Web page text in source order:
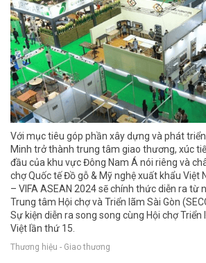
Với mục tiêu góp phần xây dựng và phát
Minh trở thành trung tâm giao thương, xúc
đầu của khu vực Đông Nam Á nói riêng và
chợ Quốc tế Đồ gỗ & Mỹ nghệ xuất khẩu Việt
– VIFA ASEAN 2024 sẽ chính thức diễn ra từ
Trung tâm Hội chợ và Triển lãm Sài Gòn
Sự kiện diễn ra song song cùng Hội chợ Triển
Việt lần thứ 15.
Thương hiệu - Giao thương